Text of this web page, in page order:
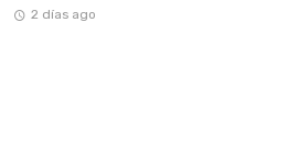
2 días ago